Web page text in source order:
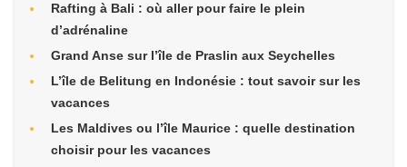
Rafting à Bali : où aller pour faire le plein
d’adrénaline
Grand Anse sur l’île de Praslin aux Seychelles
L’île de Belitung en Indonésie : tout savoir sur les
vacances
Les Maldives ou l’île Maurice : quelle destination
choisir pour les vacances